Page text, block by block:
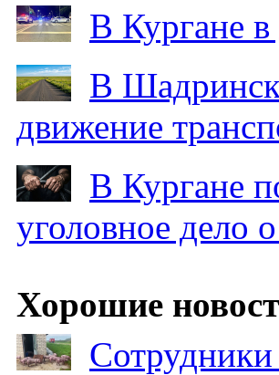
В Кургане
В
движение
В Кургане
уголовное дело
Хорошие